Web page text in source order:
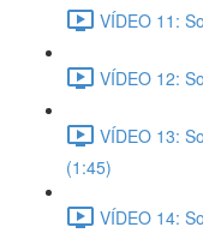
VÍDEO 11:
VÍDEO 12:
VÍDEO 13:
(1:45)
VÍDEO 14: